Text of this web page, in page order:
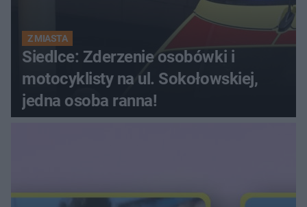
Z MIASTA
Siedlce: Zderzenie osobówki i
motocyklisty na ul. Sokołowskiej,
jedna osoba ranna!